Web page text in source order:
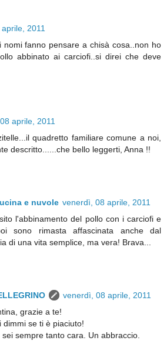
2011
nomi fanno pensare a chisà cosa..non ho
abbinato ai carciofi..si direi che deve
aprile, 2011
quadretto familiare comune a noi,
descritto......che bello leggerti, Anna !!
e nuvole venerdì, 08 aprile, 2011
l'abbinamento del pollo con i carciofi e
sono rimasta affascinata anche dal
di una vita semplice, ma vera! Brava...
venerdì, 08 aprile, 2011
grazie a te!
dimmi se ti è piaciuto!
sempre tanto cara. Un abbraccio.